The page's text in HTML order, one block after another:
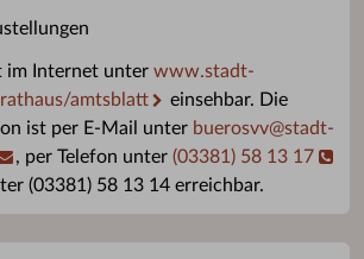
im Internet unter www.stadt-
amtsblatt
einsehbar. Die
ist per E-Mail unter buerosvv@stadt-
, per Telefon unter (03381) 58 13 17
(03381) 58 13 14 erreichbar.